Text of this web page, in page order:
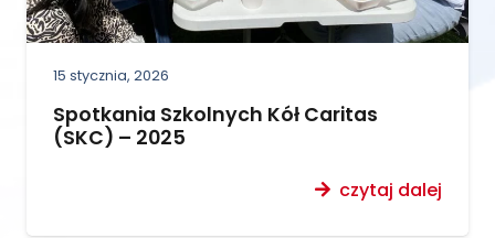
15 stycznia, 2026
Spotkania Szkolnych Kół Caritas
(SKC) – 2025
czytaj dalej